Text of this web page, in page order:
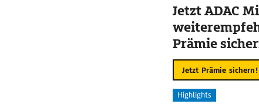
Jetzt ADAC
Prämie
Jetzt Prämie sichern!
Highlights